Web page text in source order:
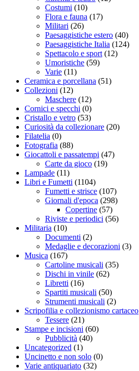
Costumi (10)
Flora e fauna (17)
Militari (26)
Paesaggistiche estero (40)
Paesaggistiche Italia (124)
Spettacolo e sport (12)
Umoristiche (59)
Varie (11)
Ceramica e porcellana (51)
Collezioni (12)
Maschere (12)
Cornici e specchi (0)
Cristallo e vetro (53)
Curiosità da collezionare (20)
Filatelia (0)
Fotografia (88)
Giocattoli e passatempi (47)
Carte da gioco (19)
Lampade (11)
Libri e Fumetti (1104)
Fumetti e strisce (107)
Giornali d'epoca (298)
Copertine (57)
Riviste e periodici (56)
Militaria (10)
Documenti (2)
Medaglie e decorazioni (3)
Musica (167)
Cartoline musicali (35)
Dischi in vinile (62)
Libretti (16)
Spartiti musicali (50)
Strumenti musicali (2)
Scripofilia e collezionismo cartaceo
Tessere (21)
Stampe e incisioni (60)
Pubblicità (40)
Uncategorized (1)
Uncinetto e non solo (0)
Varie antiquariato (32)